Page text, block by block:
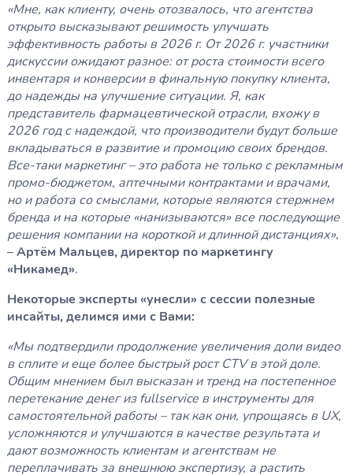
«Мне, как клиенту, очень отозвалось, что агентства
открыто высказывают решимость улучшать
эффективность работы в 2026 г. От 2026 г. участники
дискуссии ожидают разное: от роста стоимости всего
инвентаря и конверсии в финальную покупку клиента,
до надежды на улучшение ситуации. Я, как
представитель фармацевтической отрасли, вхожу в
2026 год с надеждой, что производители будут больше
вкладываться в развитие и промоцию своих брендов.
Все-таки маркетинг – это работа не только с рекламным
промо-бюджетом, аптечными контрактами и врачами,
но и работа со смыслами, которые являются стержнем
бренда и на которые «нанизываются» все последующие
решения компании на короткой и длинной дистанциях»,
–Артём Мальцев, директор по маркетингу
«Никамед».
Некоторые эксперты «унесли» с сессии полезные
инсайты, делимся ими с Вами:
«Мы подтвердили продолжение увеличения доли видео
в сплите и еще более быстрый рост CTV в этой доле.
Общим мнением был высказан и тренд на постепенное
перетекание денег из fullservice в инструменты для
самостоятельной работы – так как они, упрощаясь в UX,
усложняются и улучшаются в качестве результата и
дают возможность клиентам и агентствам не
переплачивать за внешнюю экспертизу, а растить